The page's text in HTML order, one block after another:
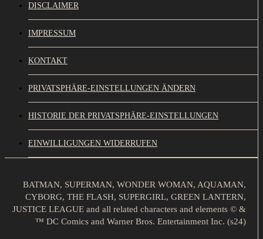
DISCLAIMER
IMPRESSUM
KONTAKT
PRIVATSPHÄRE-EINSTELLUNGEN ÄNDERN
HISTORIE DER PRIVATSPHÄRE-EINSTELLUNGEN
EINWILLIGUNGEN WIDERRUFEN
BATMAN, SUPERMAN, WONDER WOMAN, AQUAMAN,
CYBORG, THE FLASH, SUPERGIRL, GREEN LANTERN,
JUSTICE LEAGUE and all related characters and elements © &
™ DC Comics and Warner Bros. Entertainment Inc. (s24)